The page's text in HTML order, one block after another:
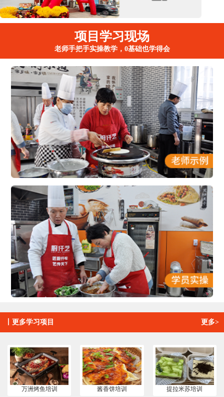
项目学习现场
老师手把手实操教学，0基础也学得会
更多学习项目 更多>
万洲烤鱼培训 酱香饼培训 提拉米苏培训